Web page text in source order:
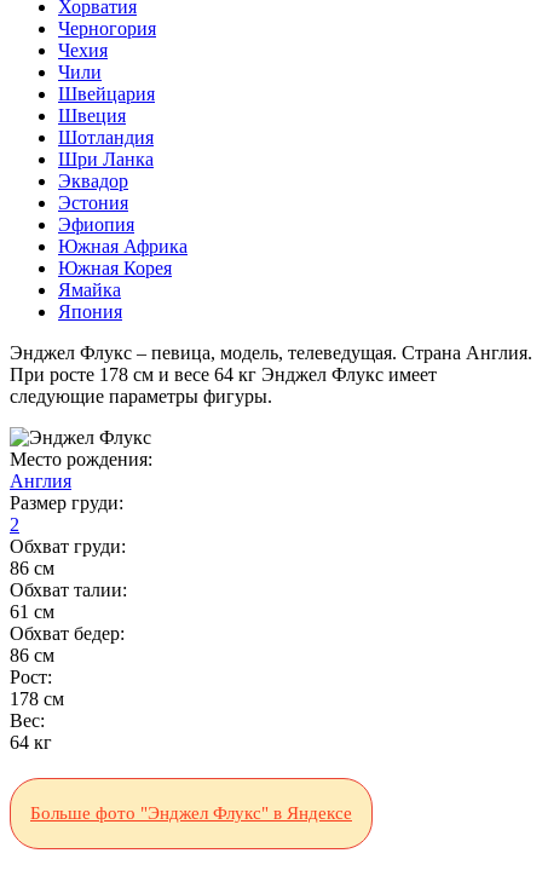
Хорватия
Черногория
Чехия
Чили
Швейцария
Швеция
Шотландия
Шри Ланка
Эквадор
Эстония
Эфиопия
Южная Африка
Южная Корея
Ямайка
Япония
Энджел Флукс – певица, модель, телеведущая. Страна Англия.
При росте 178 см и весе 64 кг Энджел Флукс имеет
следующие параметры фигуры.
Место рождения:
Англия
Размер груди:
2
Обхват груди:
86 см
Обхват талии:
61 см
Обхват бедер:
86 см
Рост:
178 см
Вес:
64 кг
Больше фото "Энджел Флукс" в Яндексе